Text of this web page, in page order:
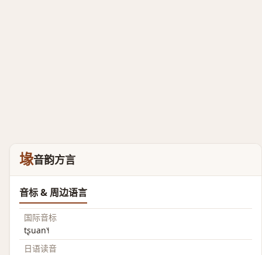
堟音韵方言
音标 & 周边语言
国际音标
tʂuan˥˧
日语读音